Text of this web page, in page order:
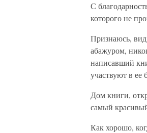
С
которого не
Признаюсь,
абажуром,
написавший
участвуют в ее
Дом книги,
самый
Как хорошо,